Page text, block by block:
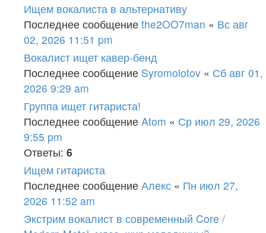
Ищем вокалиста в альтернативу
Последнее сообщение the2OO7man « Вс авг
02, 2026 11:51 pm
Вокалист ищет кавер-бенд
Последнее сообщение Syromolotov « Сб авг 01,
2026 9:29 am
Группа ищет гитариста!
Последнее сообщение Atom « Ср июл 29, 2026
9:55 pm
Ответы: 6
Ищем гитариста
Последнее сообщение Алекс « Пн июл 27,
2026 11:52 am
Экстрим вокалист в современный Core /